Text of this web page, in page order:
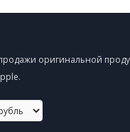
оригинальной